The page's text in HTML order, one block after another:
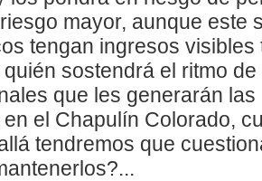
mayor, aunque este
tengan ingresos visibles
sostendrá el ritmo
que les generarán
el Chapulín Colorado,
tendremos que